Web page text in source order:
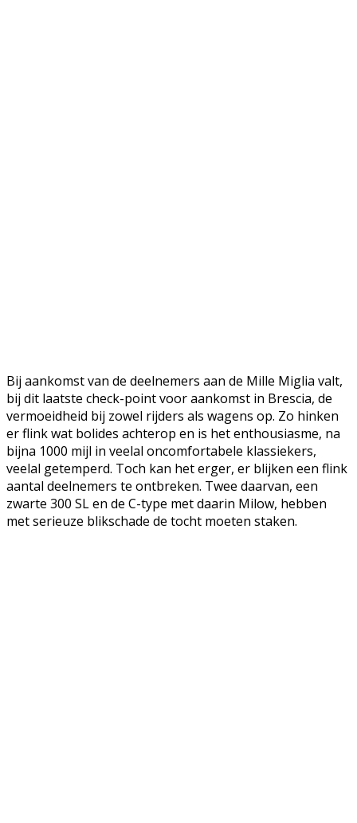
Bij aankomst van de deelnemers aan de Mille Miglia valt,
bij dit laatste check-point voor aankomst in Brescia, de
vermoeidheid bij zowel rijders als wagens op. Zo hinken
er flink wat bolides achterop en is het enthousiasme, na
bijna 1000 mijl in veelal oncomfortabele klassiekers,
veelal getemperd. Toch kan het erger, er blijken een flink
aantal deelnemers te ontbreken. Twee daarvan, een
zwarte 300 SL en de C-type met daarin Milow, hebben
met serieuze blikschade de tocht moeten staken.